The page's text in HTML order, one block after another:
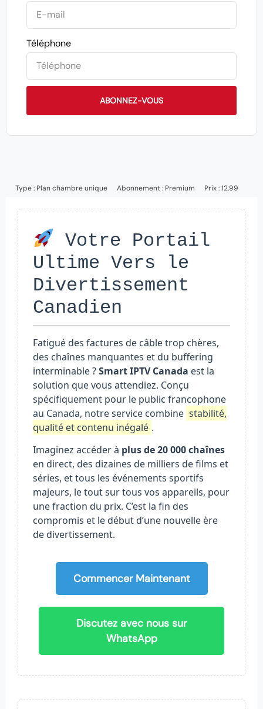
Téléphone
ABONNEZ-VOUS
Type : Plan chambre unique Abonnement : Premium Prix : 12.99
Votre Portail
Ultime Vers le
Divertissement
Canadien
Fatigué des factures de câble trop chères,
des chaînes manquantes et du buffering
interminable ?Smart IPTV Canada est la
solution que vous attendiez. Conçu
spécifiquement pour le public francophone
au Canada, notre service combine stabilité,
qualité et contenu inégalé .
Imaginez accéder à plus de 20 000 chaînes
en direct, des dizaines de milliers de films et
séries, et tous les événements sportifs
majeurs, le tout sur tous vos appareils, pour
une fraction du prix. C’est la fin des
compromis et le début d’une nouvelle ère
de divertissement.
Commencer Maintenant
Discutez avec nous sur
WhatsApp